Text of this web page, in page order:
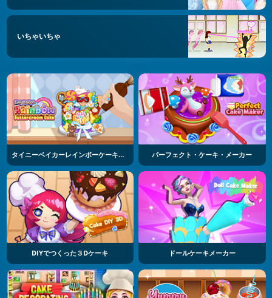
いちゃいちゃ
タイニーベイカーレインボーケーキづくり パーフェクト・ケーキ・メーカー
DIYでつくった３Dケーキ ドールケーキメーカー